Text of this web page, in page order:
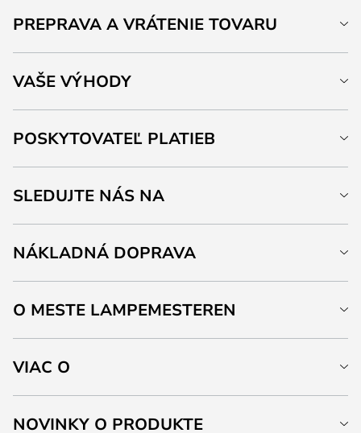
PREPRAVA A VRÁTENIE TOVARU
VAŠE VÝHODY
POSKYTOVATEĽ PLATIEB
SLEDUJTE NÁS NA
NÁKLADNÁ DOPRAVA
O MESTE LAMPEMESTEREN
VIAC O
NOVINKY O PRODUKTE